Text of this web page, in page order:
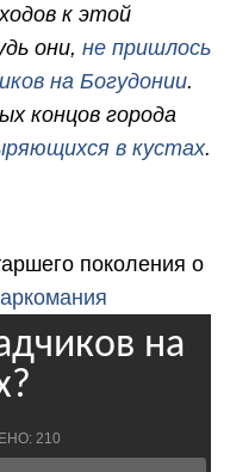
к этой
они, не пришлось
на Богудонии.
концов города
в кустах.
поколения о